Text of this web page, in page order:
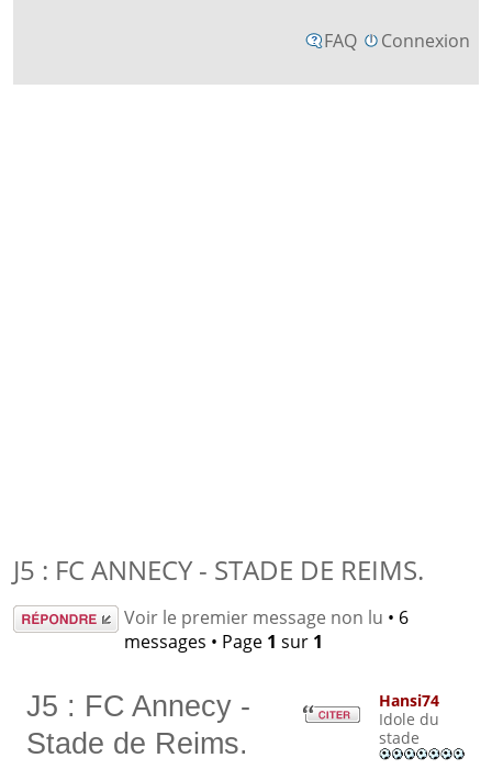
FAQ Connexion
J5 : FC ANNECY - STADE DE REIMS.
Répondre Voir le premier message non lu • 6
messages • Page 1 sur 1
J5 : FC Annecy -
Stade de Reims.
Hansi74
Idole du
stade